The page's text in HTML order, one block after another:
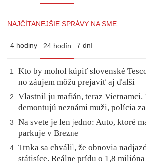
NAJČÍTANEJŠIE SPRÁVY NA SME
4 hodiny 24 hodín 7 dní
1
Kto by mohol kúpiť slovenské
no záujem môžu prejaviť aj ďalší
2
Vlastnil ju mafián, teraz Vietnamci.
demontujú neznámi muži, polícia
3
Na svete je len jedno: Auto, ktoré
parkuje v Brezne
4 Trnka sa chválil, že obnovia
státisíce. Reálne prídu o 1,8